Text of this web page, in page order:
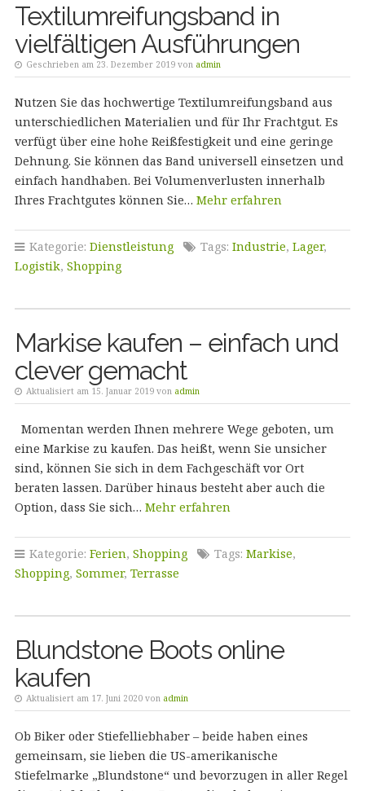
Textilumreifungsband in
vielfältigen Ausführungen
Geschrieben am 23. Dezember 2019 von admin
Nutzen Sie das hochwertige Textilumreifungsband aus
unterschiedlichen Materialien und für Ihr Frachtgut. Es
verfügt über eine hohe Reißfestigkeit und eine geringe
Dehnung. Sie können das Band universell einsetzen und
einfach handhaben. Bei Volumenverlusten innerhalb
Ihres Frachtgutes können Sie… Mehr erfahren
Kategorie: Dienstleistung Tags: Industrie, Lager,
Logistik, Shopping
Markise kaufen – einfach und
clever gemacht
Aktualisiert am 15. Januar 2019 von admin
Momentan werden Ihnen mehrere Wege geboten, um
eine Markise zu kaufen. Das heißt, wenn Sie unsicher
sind, können Sie sich in dem Fachgeschäft vor Ort
beraten lassen. Darüber hinaus besteht aber auch die
Option, dass Sie sich… Mehr erfahren
Kategorie: Ferien, Shopping Tags: Markise,
Shopping, Sommer, Terrasse
Blundstone Boots online
kaufen
Aktualisiert am 17. Juni 2020 von admin
Ob Biker oder Stiefelliebhaber – beide haben eines
gemeinsam, sie lieben die US-amerikanische
Stiefelmarke „Blundstone“ und bevorzugen in aller Regel